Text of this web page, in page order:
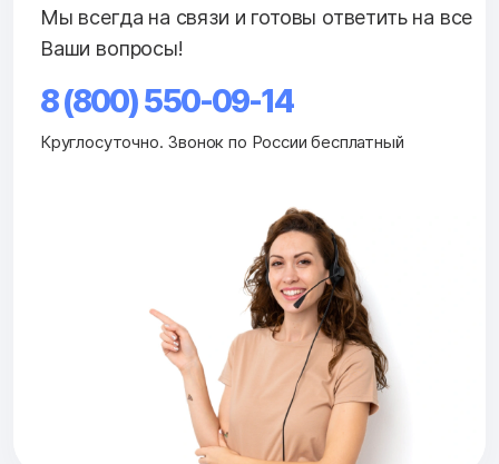
Мы всегда на связи и готовы ответить на все
Ваши вопросы!
8 (800) 550-09-14
Круглосуточно. Звонок по России бесплатный